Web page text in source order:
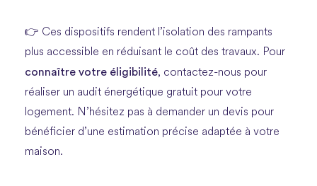
👉 Ces dispositifs rendent l’isolation des rampants
plus accessible en réduisant le coût des travaux. Pour
connaître votre éligibilité, contactez-nous pour
réaliser un audit énergétique gratuit pour votre
logement. N’hésitez pas à demander un devis pour
bénéficier d’une estimation précise adaptée à votre
maison.